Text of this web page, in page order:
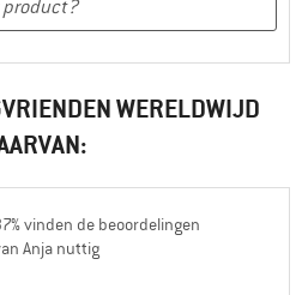
WERELDWIJD
vinden de beoordelingen
Anja nuttig